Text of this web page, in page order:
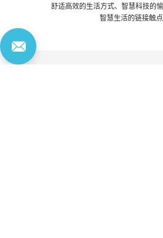
舒适高效的生活方式、智慧科技的
智慧生活的链接触点